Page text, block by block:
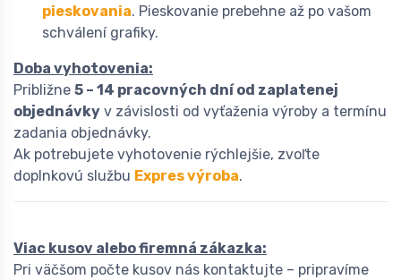
pieskovania. Pieskovanie prebehne až po vašom
schválení grafiky.
Doba vyhotovenia:
Približne 5 – 14 pracovných dní od zaplatenej
objednávky v závislosti od vyťaženia výroby a termínu
zadania objednávky.
Ak potrebujete vyhotovenie rýchlejšie, zvoľte
doplnkovú službu Expres výroba.
Viac kusov alebo firemná zákazka:
Pri väčšom počte kusov nás kontaktujte – pripravíme